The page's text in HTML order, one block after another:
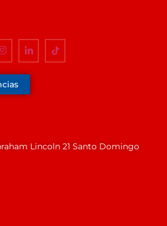
Lincoln 21 Santo Domingo